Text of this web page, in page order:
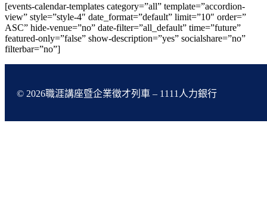
[events-calendar-templates category=”all” template=”accordion-
view” style=”style-4″ date_format=”default” limit=”10″ order=”
ASC” hide-venue=”no” date-filter=”all_default” time=”future”
featured-only=”false” show-description=”yes” socialshare=”no”
filterbar=”no”]
© 2026職涯講座暨企業徵才列車 – 1111人力銀行